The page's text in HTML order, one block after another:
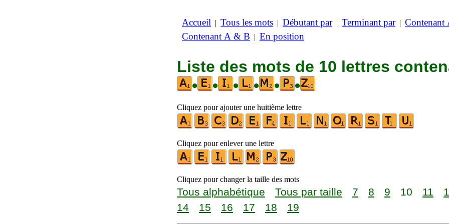
Accueil | Tous les mots | Débutant par| Terminant par| Contenant
Contenant A & B | En position
Liste des mots de 10 lettres
•
• • • • •
Cliquez pour ajouter une huitième lettre
Cliquez pour enlever une lettre
Cliquez pour changer la taille des mots
Tous alphabétique Tous par taille 7 8 9 10 11
14
15 16 17 18 19